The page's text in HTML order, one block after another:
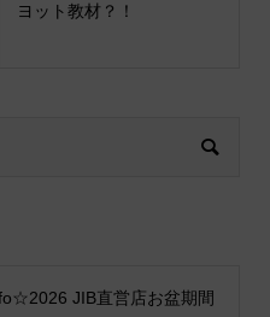
ヨット教材？！
JIB直営店お盆期間